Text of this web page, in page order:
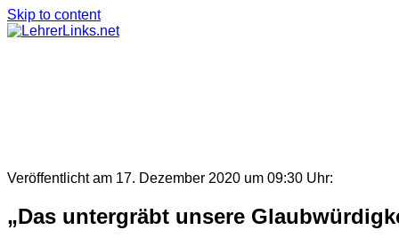
Skip to content
Veröffentlicht am 17. Dezember 2020 um 09:30 Uhr:
„Das untergräbt unsere